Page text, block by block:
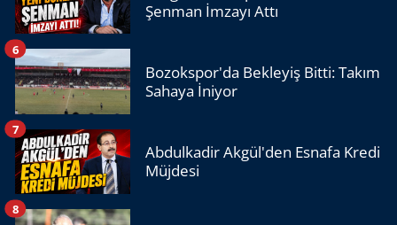
Şenman İmzayı Attı
Bozokspor'da Bekleyiş Bitti: Takım
Sahaya İniyor
6
Abdulkadir Akgül'den Esnafa Kredi
Müjdesi
7
8